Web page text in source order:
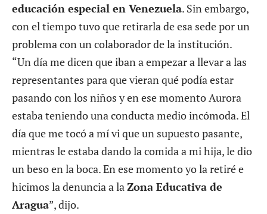
educación especial en Venezuela. Sin embargo,
con el tiempo tuvo que retirarla de esa sede por un
problema con un colaborador de la institución.
“Un día me dicen que iban a empezar a llevar a las
representantes para que vieran qué podía estar
pasando con los niños y en ese momento Aurora
estaba teniendo una conducta medio incómoda. El
día que me tocó a mí vi que un supuesto pasante,
mientras le estaba dando la comida a mi hija, le dio
un beso en la boca. En ese momento yo la retiré e
hicimos la denuncia a la Zona Educativa de
Aragua”, dijo.